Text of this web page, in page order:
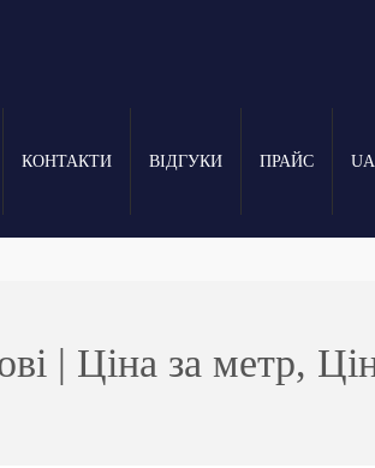
КОНТАКТИ ВІДГУКИ ПРАЙС UA
| Ціна за метр,